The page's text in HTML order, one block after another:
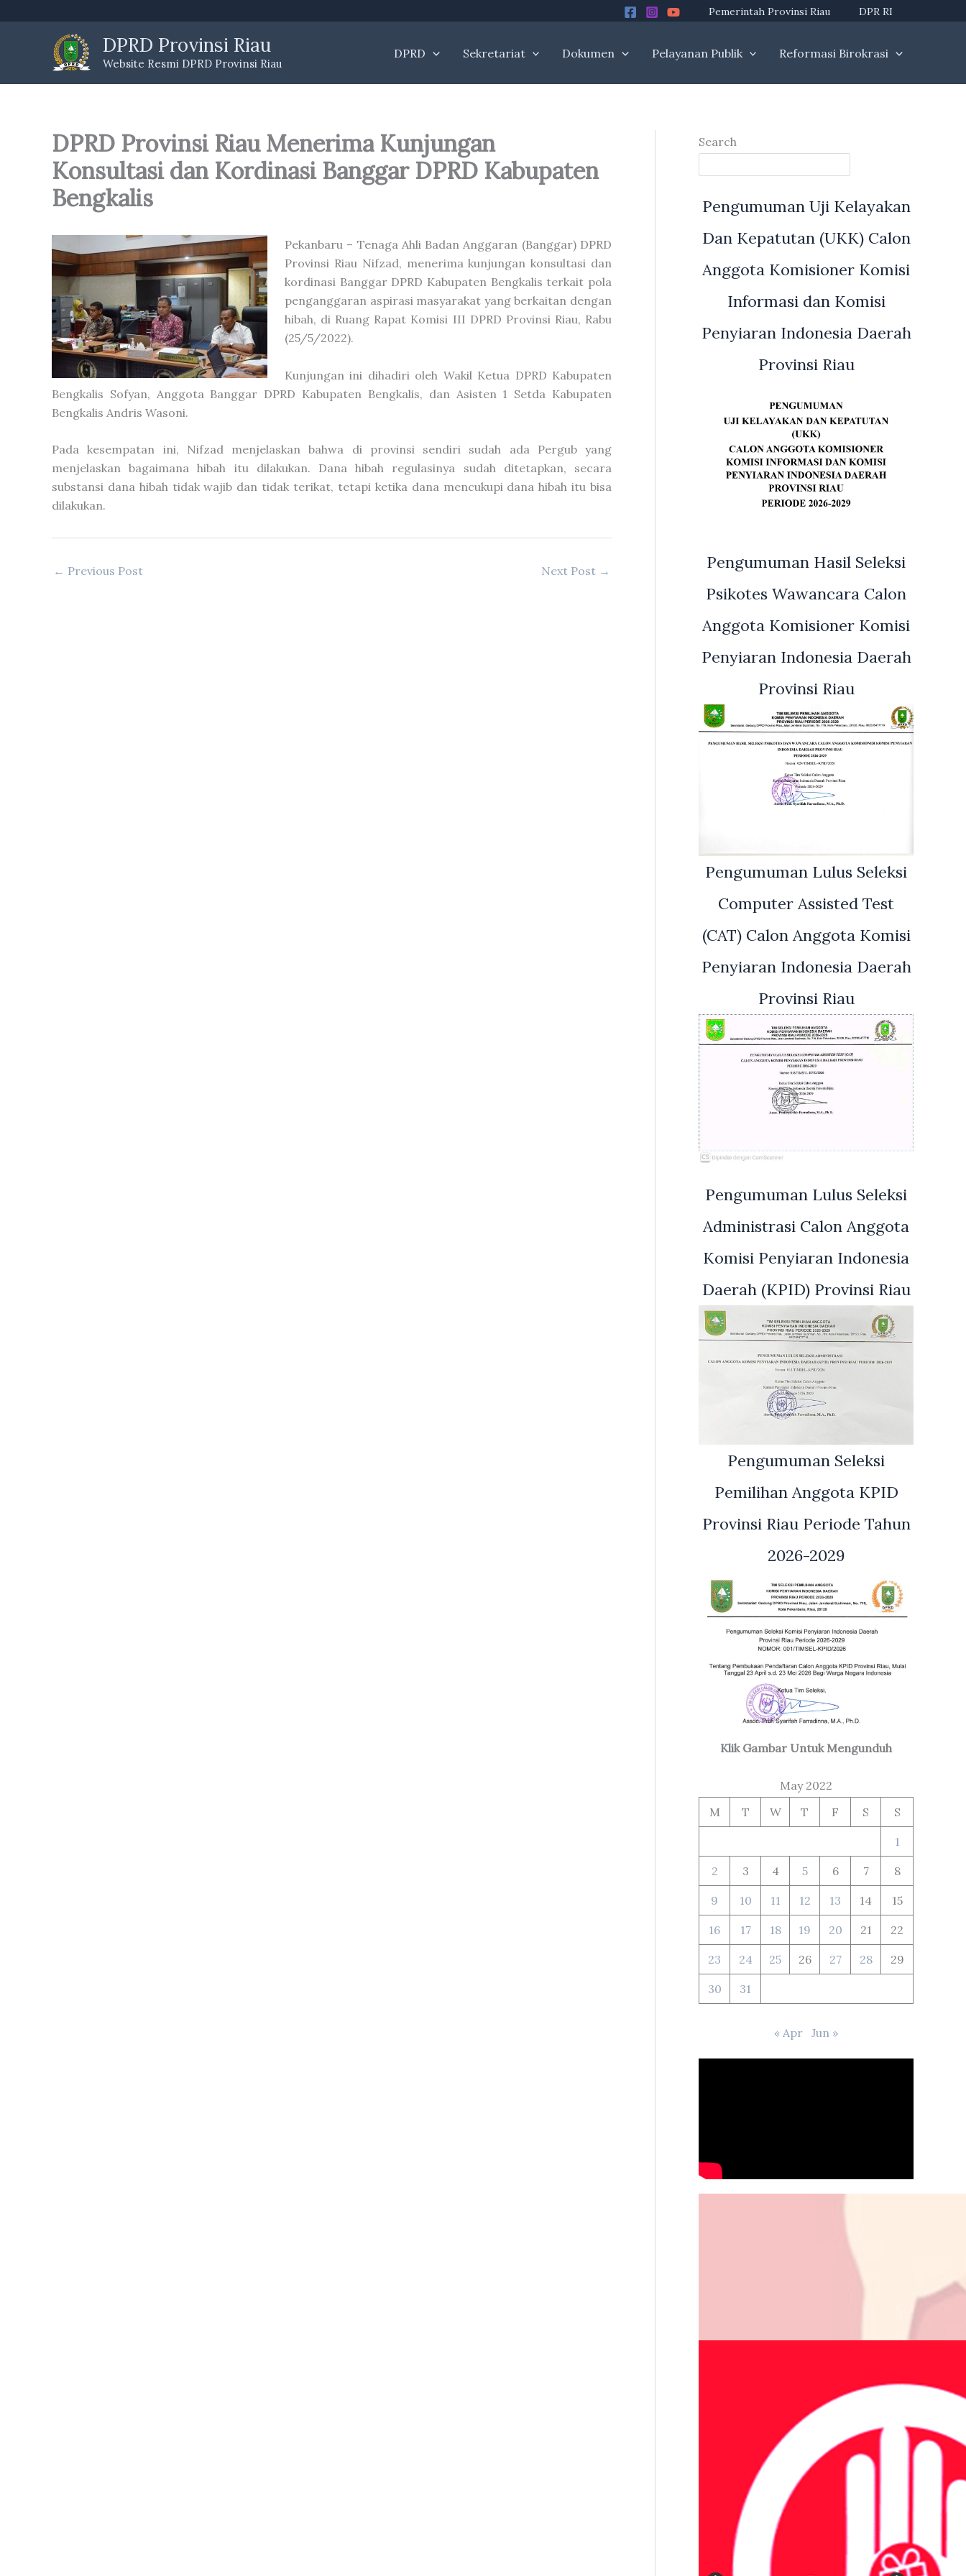
Pemerintah Provinsi Riau DPR RI
DPRD Provinsi Riau
Website Resmi DPRD Provinsi Riau
DPRD Sekretariat Dokumen Pelayanan Publik Reformasi Birokrasi
DPRD Provinsi Riau Menerima Kunjungan
Konsultasi dan Kordinasi Banggar DPRD Kabupaten
Bengkalis
Pekanbaru – Tenaga Ahli Badan Anggaran (Banggar) DPRD
Provinsi Riau Nifzad, menerima kunjungan konsultasi dan
kordinasi Banggar DPRD Kabupaten Bengkalis terkait pola
penganggaran aspirasi masyarakat yang berkaitan dengan
hibah, di Ruang Rapat Komisi III DPRD Provinsi Riau, Rabu
(25/5/2022).
Kunjungan ini dihadiri oleh Wakil Ketua DPRD Kabupaten
Bengkalis Sofyan, Anggota Banggar DPRD Kabupaten Bengkalis, dan Asisten 1 Setda Kabupaten
Bengkalis Andris Wasoni.
Pada kesempatan ini, Nifzad menjelaskan bahwa di provinsi sendiri sudah ada Pergub yang
menjelaskan bagaimana hibah itu dilakukan. Dana hibah regulasinya sudah ditetapkan, secara
substansi dana hibah tidak wajib dan tidak terikat, tetapi ketika dana mencukupi dana hibah itu bisa
dilakukan.
← Previous Post Next Post →
Search
Pengumuman Uji Kelayakan
Dan Kepatutan (UKK) Calon
Anggota Komisioner Komisi
Informasi dan Komisi
Penyiaran Indonesia Daerah
Provinsi Riau
Pengumuman Hasil Seleksi
Psikotes Wawancara Calon
Anggota Komisioner Komisi
Penyiaran Indonesia Daerah
Provinsi Riau
Pengumuman Lulus Seleksi
Computer Assisted Test
(CAT) Calon Anggota Komisi
Penyiaran Indonesia Daerah
Provinsi Riau
Pengumuman Lulus Seleksi
Administrasi Calon Anggota
Komisi Penyiaran Indonesia
Daerah (KPID) Provinsi Riau
Pengumuman Seleksi
Pemilihan Anggota KPID
Provinsi Riau Periode Tahun
2026-2029
Klik Gambar Untuk Mengunduh
May 2022
M
T W T F S S
1
2 3 4 5 6 7 8
9 10 11 12 13 14 15
16 17 18 19 20 21 22
23 24 25 26 27 28 29
30 31
« Apr Jun »